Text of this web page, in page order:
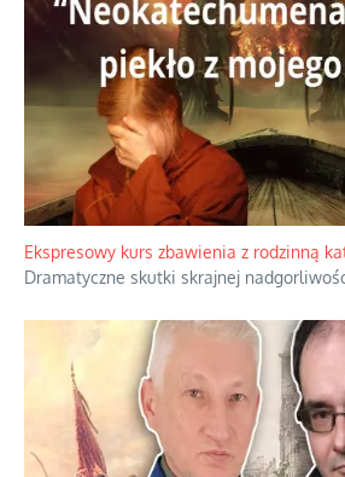
Ekspresowy kurs zbawienia z rodzinną
Dramatyczne skutki skrajnej